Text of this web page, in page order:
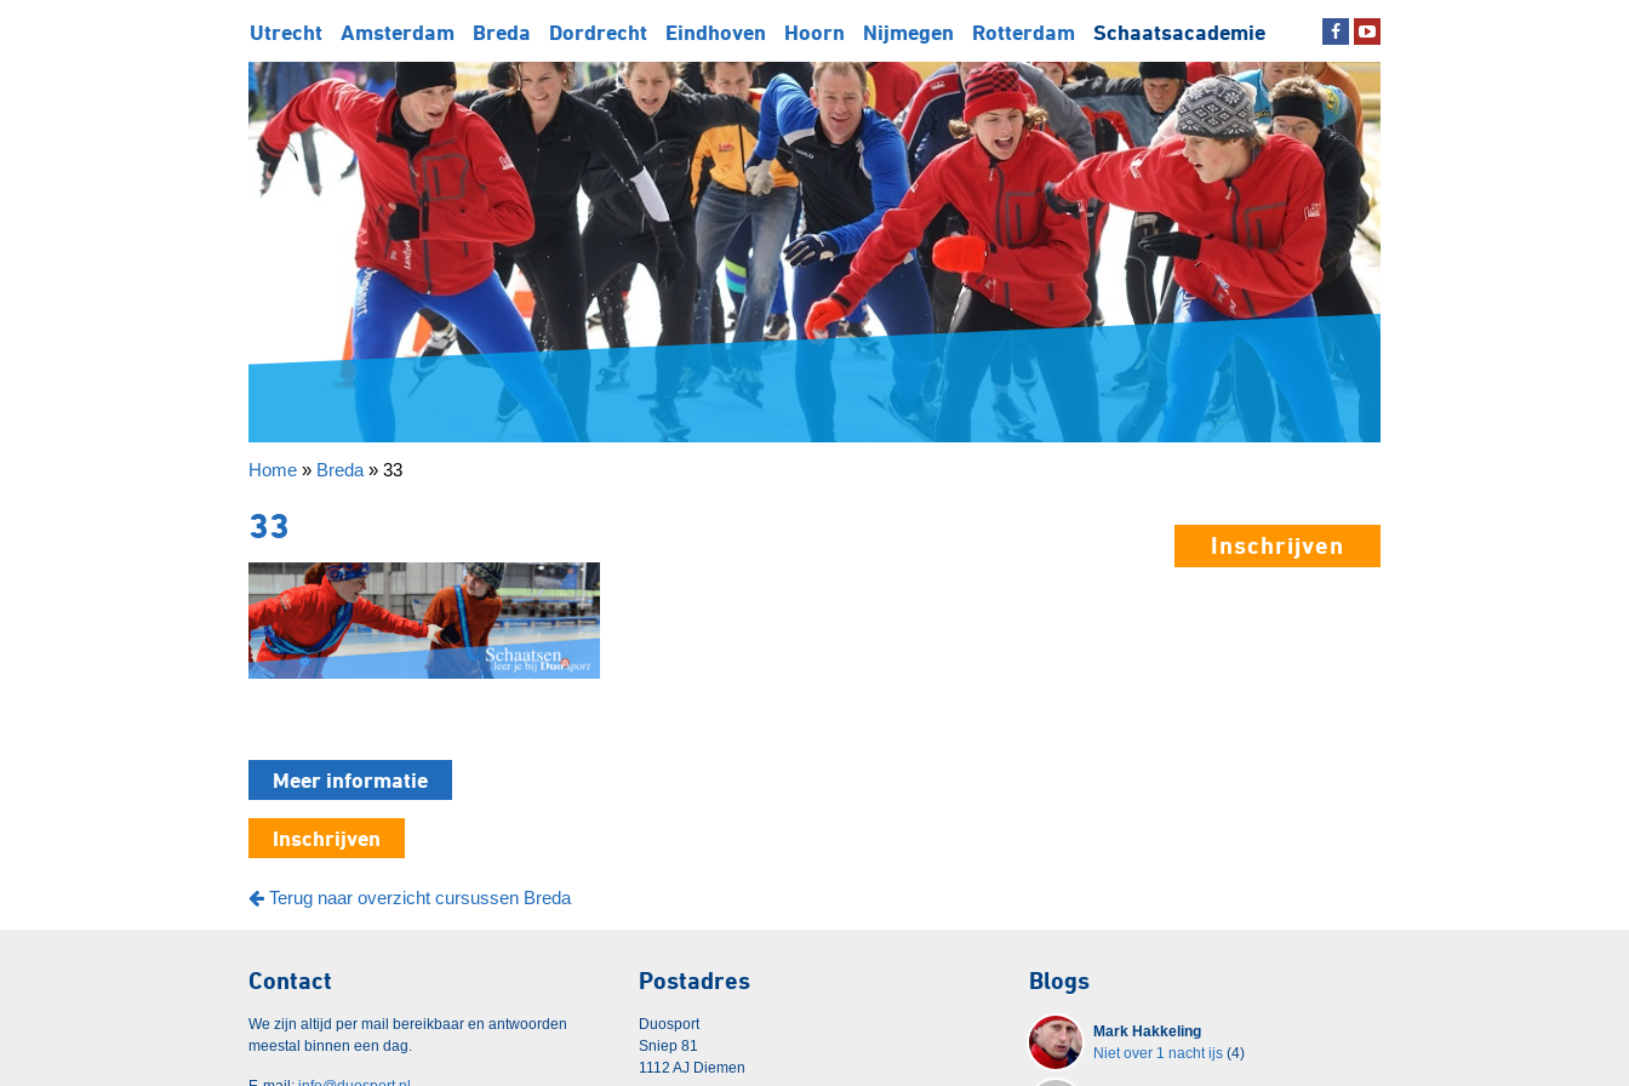
Utrecht Amsterdam Breda Dordrecht Eindhoven Hoorn Nijmegen Rotterdam Schaatsacademie
Home » Breda » 33
Inschrijven
33
Meer informatie
Inschrijven
Terug naar overzicht cursussen Breda
Contact
We zijn altijd per mail bereikbaar en antwoorden
meestal binnen een dag.
Postadres
Duosport
Sniep 81
1112 AJ Diemen
Blogs
Mark Hakkeling
Niet over 1 nacht ijs (4)